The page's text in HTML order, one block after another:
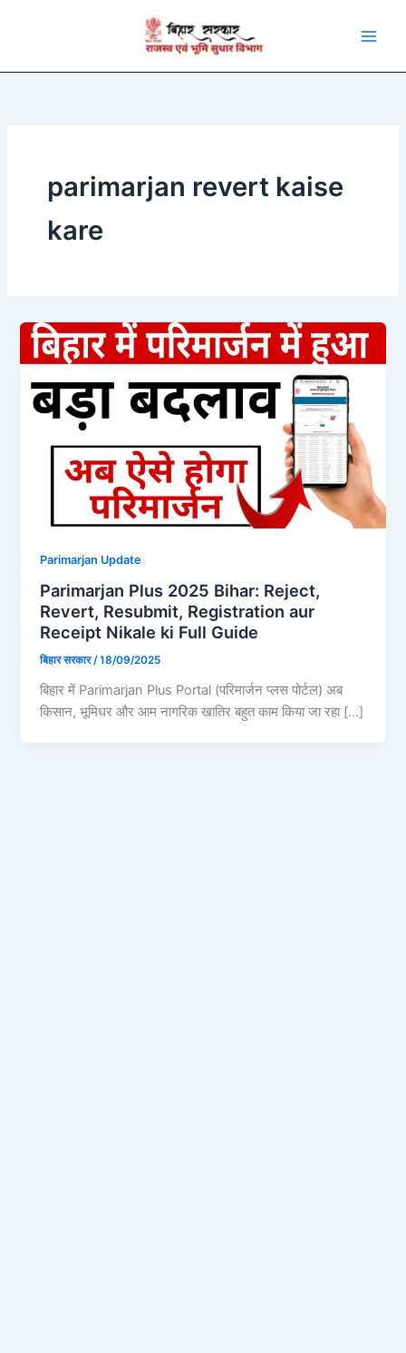
parimarjan revert kaise
kare
Parimarjan Update
Parimarjan Plus 2025 Bihar: Reject,
Revert, Resubmit, Registration aur
Receipt Nikale ki Full Guide
बिहार सरकार/18/09/2025
बिहार में Parimarjan Plus Portal (परिमार्जन प्लस पोर्टल) अब
किसान, भूमिधर और आम नागरिक खातिर बहुत काम किया जा रहा […]